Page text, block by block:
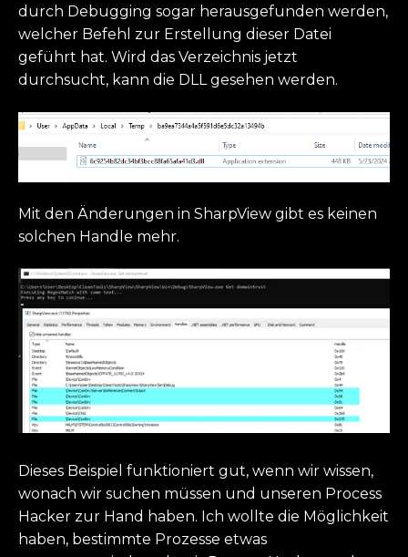
durch Debugging sogar herausgefunden werden,
welcher Befehl zur Erstellung dieser Datei
geführt hat. Wird das Verzeichnis jetzt
durchsucht, kann die DLL gesehen werden.
Mit den Änderungen in SharpView gibt es keinen
solchen Handle mehr.
Dieses Beispiel funktioniert gut, wenn wir wissen,
wonach wir suchen müssen und unseren Process
Hacker zur Hand haben. Ich wollte die Möglichkeit
haben, bestimmte Prozesse etwas